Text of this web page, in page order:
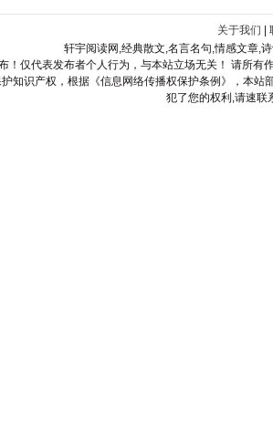
关于我们
轩宇阅读网,经典散文,名言名句,情感文章,
！仅代表发布者个人行为，与本站立场无关！ 请所
知识产权，根据《信息网络传播权保护条例》，本
犯了您的权利,请速联